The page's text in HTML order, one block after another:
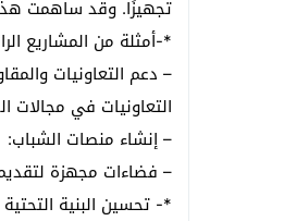
تجهيزًا. وقد ساهمت
*-أمثلة من المشاريع
– دعم التعاونيات
التعاونيات في مجالات
– إنشاء منصات الشباب:
– فضاءات مجهزة
*- تحسين البنية التحتية